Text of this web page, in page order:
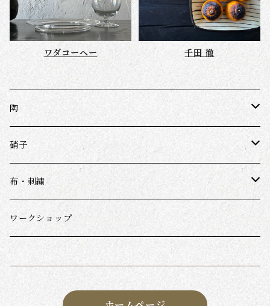
ワダコーヘー 千田 徹
陶
近藤亮介
鈎一馬
千田徹
硝子
ワダコーヘー
スナオミガラス
布・刺繍
ダーニング(野口光ほか)
ワークショップ